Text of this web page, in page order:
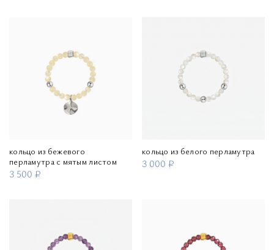
кольцо из бежевого
перламутра с мятым листом
3 500 ₽
кольцо из белого перламутра
3 000 ₽